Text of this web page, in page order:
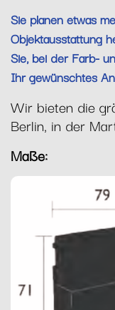
Sie planen etwas
Objektausstattung
Sie, bei der Farb-
Ihr gewünschtes
Wir bieten die
Berlin, in der
Maße: